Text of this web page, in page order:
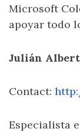
Microsoft
apoyar todo
Julián
Contact:
Especialista